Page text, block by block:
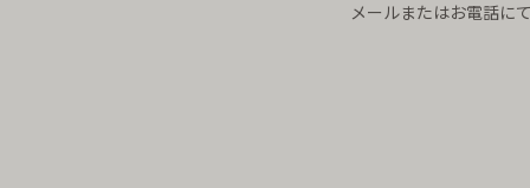
メールまたはお電話に